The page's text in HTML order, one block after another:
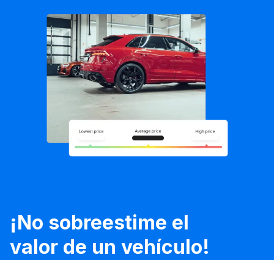
¡No sobreestime el
valor de un vehículo!